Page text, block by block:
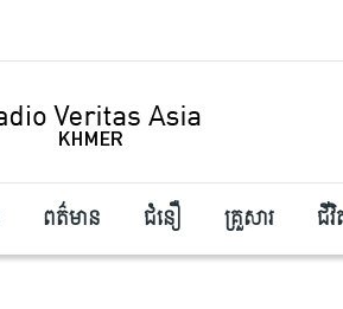
ពត៌មាន ជំនឿ គ្រួសារ ជី